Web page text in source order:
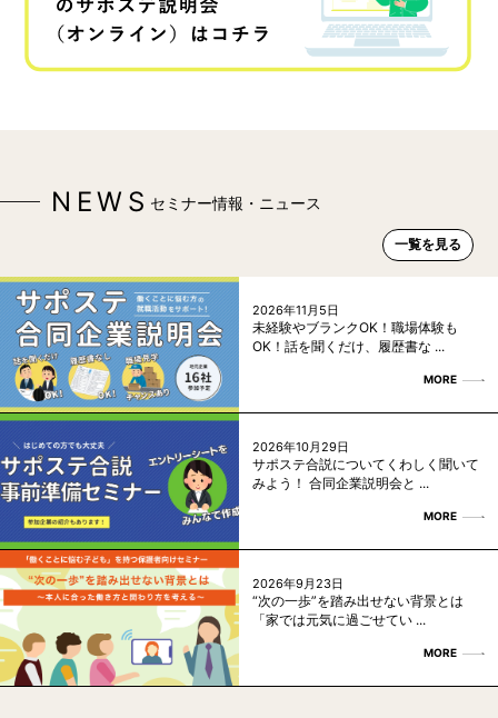
NEWS セミナー情報・ニュース
一覧を見る
2026年11月5日
未経験やブランクOK！職場体験も
OK！話を聞くだけ、履歴書な ...
MORE
2026年10月29日
サポステ合説についてくわしく聞いて
みよう！ 合同企業説明会と ...
MORE
2026年9月23日
“次の一歩”を踏み出せない背景とは
「家では元気に過ごせてい ...
MORE